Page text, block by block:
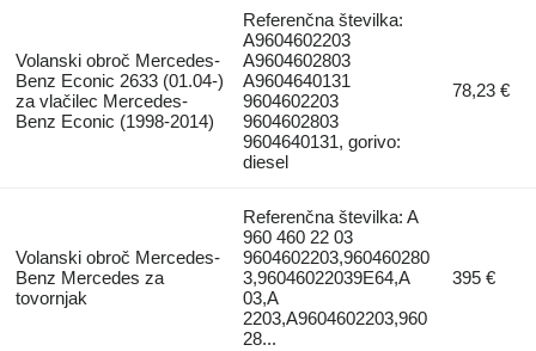
Volanski obroč Mercedes-
Benz Econic 2633 (01.04-)
za vlačilec Mercedes-
Benz Econic (1998-2014)
Referenčna številka:
A9604602203
A9604602803
A9604640131
9604602203
9604602803
9604640131, gorivo:
diesel
78,23 €
Volanski obroč Mercedes-
Benz Mercedes za
tovornjak
Referenčna številka: A
960 460 22 03
9604602203,960460280
3,96046022039E64,A
03,A
2203,A9604602203,960
28...
395 €